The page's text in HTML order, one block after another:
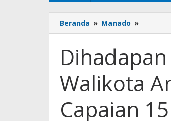
Beranda » Manado »
Tim
RI,
Walikota
Andrei
Paparkan
Capaian
Walikota
Capaian